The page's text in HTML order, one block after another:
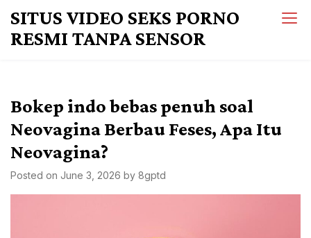
content
SITUS VIDEO SEKS PORNO
RESMI TANPA SENSOR
Bokep indo bebas penuh soal
Neovagina Berbau Feses, Apa Itu
Neovagina?
Posted on June 3, 2026 by 8gptd